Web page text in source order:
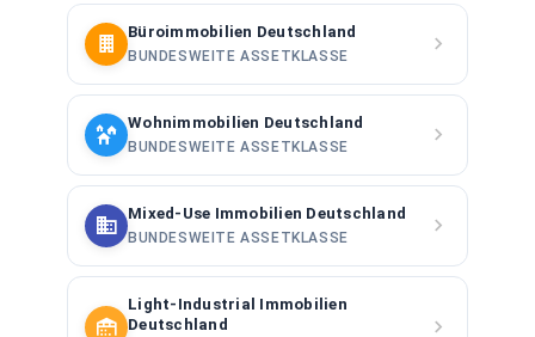
Büroimmobilien Deutschland
BUNDESWEITE ASSETKLASSE
Wohnimmobilien Deutschland
BUNDESWEITE ASSETKLASSE
Mixed-Use Immobilien Deutschland
BUNDESWEITE ASSETKLASSE
Light-Industrial Immobilien
Deutschland